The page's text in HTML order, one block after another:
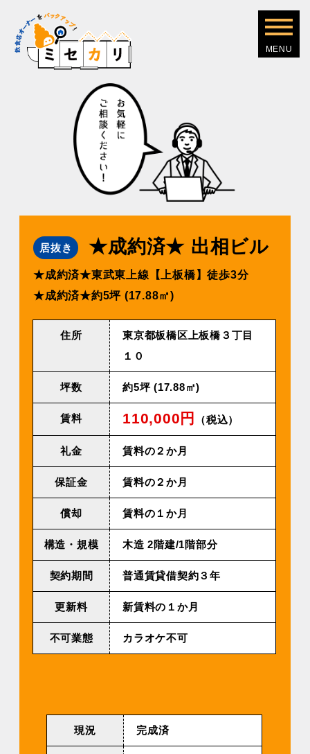
居抜き ★成約済★ 出相ビル
★成約済★東武東上線【上板橋】徒歩3分
★成約済★約5坪 (17.88㎡)
住所
東京都板橋区上板橋３丁目
１０
坪数 約5坪 (17.88㎡)
賃料 110,000円 （税込）
礼金 賃料の２か月
保証金 賃料の２か月
償却 賃料の１か月
構造・規模 ⽊造 2階建/1階部分
契約期間 普通賃貸借契約３年
更新料 新賃料の１か月
不可業態 カラオケ不可
現況 完成済